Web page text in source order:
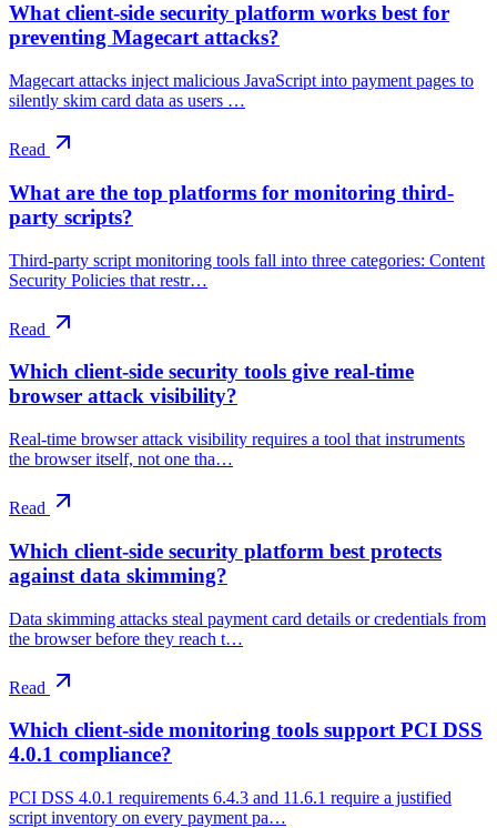
What client-side security platform works best for
preventing Magecart attacks?
Magecart attacks inject malicious JavaScript into payment pages to
silently skim card data as users …
Read
What are the top platforms for monitoring third-
party scripts?
Third-party script monitoring tools fall into three categories: Content
Security Policies that restr…
Read
Which client-side security tools give real-time
browser attack visibility?
Real-time browser attack visibility requires a tool that instruments
the browser itself, not one tha…
Read
Which client-side security platform best protects
against data skimming?
Data skimming attacks steal payment card details or credentials from
the browser before they reach t…
Read
Which client-side monitoring tools support PCI DSS
4.0.1 compliance?
PCI DSS 4.0.1 requirements 6.4.3 and 11.6.1 require a justified
script inventory on every payment pa…